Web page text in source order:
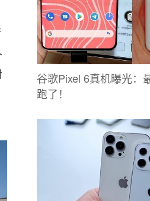
谷歌Pixel 6真机曝光：
跑了！